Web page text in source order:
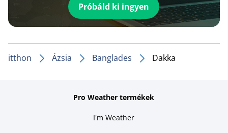
Próbáld ki ingyen
itthon Ázsia Banglades Dakka
Pro Weather termékek
I'm Weather